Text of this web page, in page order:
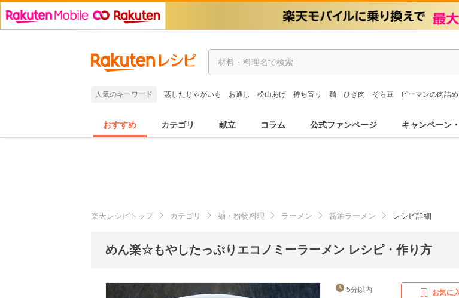
人気のキーワード 蒸したじゃがいも お通し 松山あげ 持ち寄り 麺 ひき肉 そら豆 ピーマンの肉詰め
おすすめ カテゴリ 献立 コラム 公式ファンページ キャンペーン
楽天レシピトップ カテゴリ 麺・粉物料理 ラーメン 醤油ラーメン レシピ詳細
めん楽☆もやしたっぷりエコノミーラーメン レシピ・作り方
5分以内 お気に